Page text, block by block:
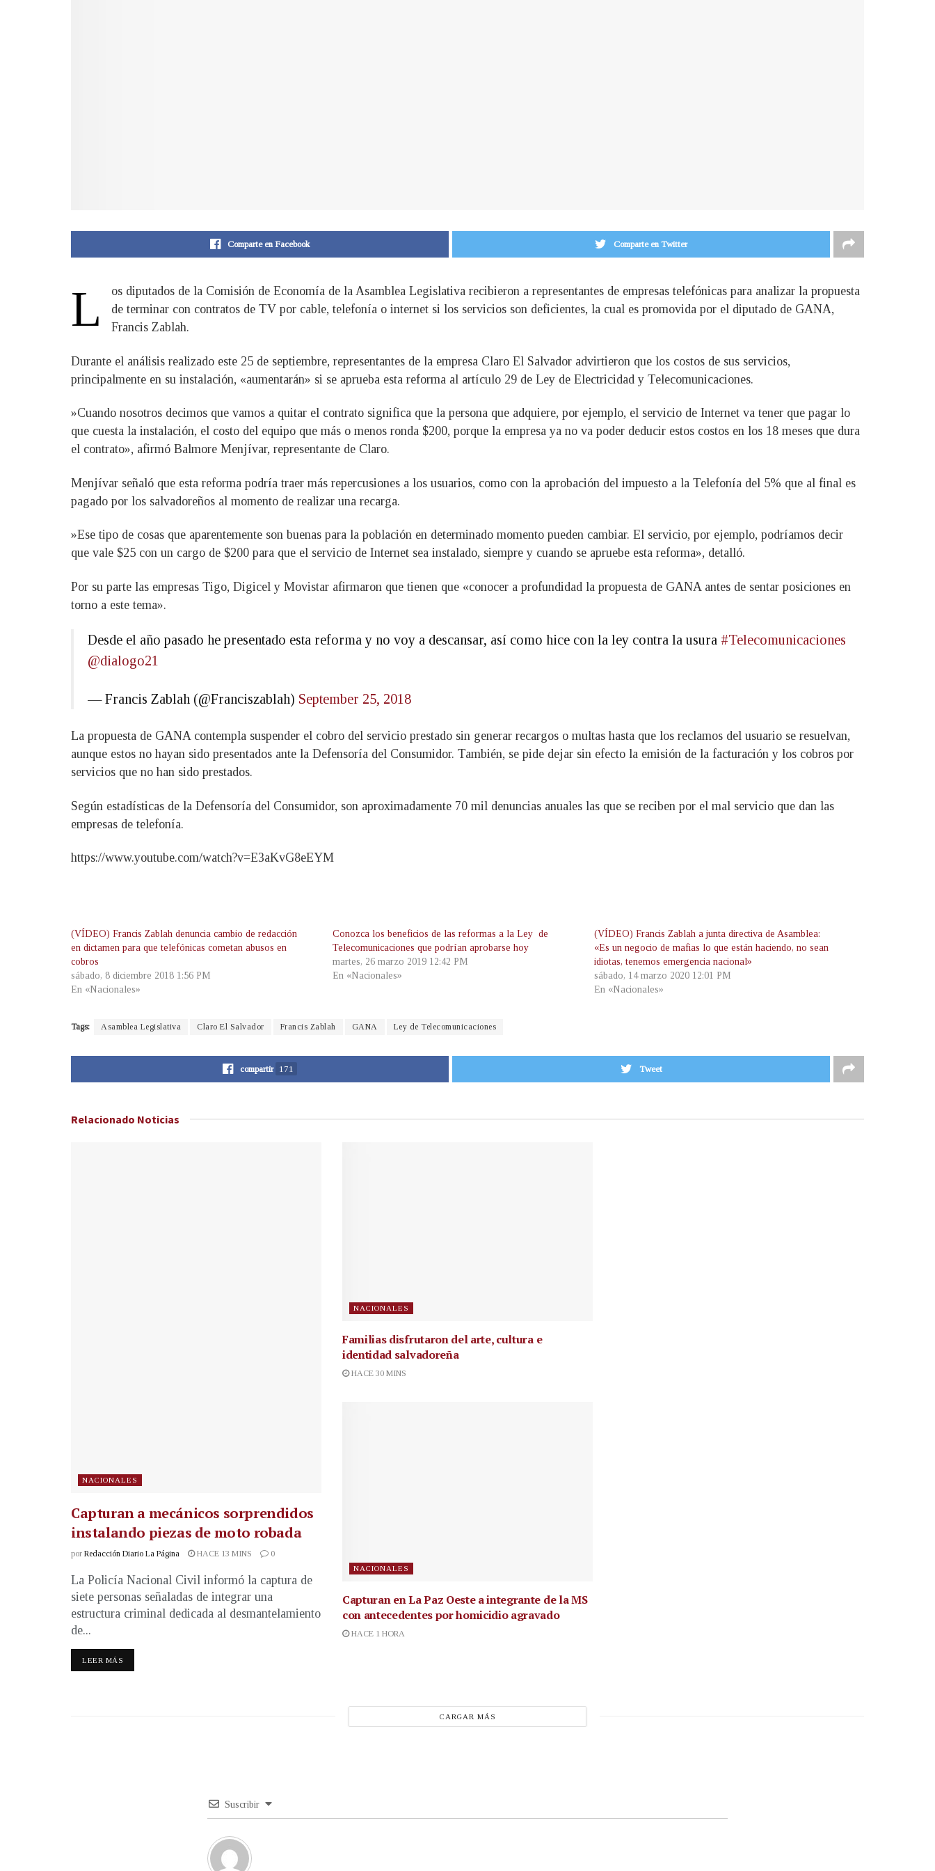
Comparte en Facebook Comparte en Twitter
L
os diputados de la Comisión de Economía de la Asamblea Legislativa recibieron a representantes de empresas telefónicas para analizar la propuesta
de terminar con contratos de TV por cable, telefonía o internet si los servicios son deficientes, la cual es promovida por el diputado de GANA,
Francis Zablah.
Durante el análisis realizado este 25 de septiembre, representantes de la empresa Claro El Salvador advirtieron que los costos de sus servicios,
principalmente en su instalación, «aumentarán» si se aprueba esta reforma al artículo 29 de Ley de Electricidad y Telecomunicaciones.
»Cuando nosotros decimos que vamos a quitar el contrato significa que la persona que adquiere, por ejemplo, el servicio de Internet va tener que pagar lo
que cuesta la instalación, el costo del equipo que más o menos ronda $200, porque la empresa ya no va poder deducir estos costos en los 18 meses que dura
el contrato», afirmó Balmore Menjívar, representante de Claro.
Menjívar señaló que esta reforma podría traer más repercusiones a los usuarios, como con la aprobación del impuesto a la Telefonía del 5% que al final es
pagado por los salvadoreños al momento de realizar una recarga.
»Ese tipo de cosas que aparentemente son buenas para la población en determinado momento pueden cambiar. El servicio, por ejemplo, podríamos decir
que vale $25 con un cargo de $200 para que el servicio de Internet sea instalado, siempre y cuando se apruebe esta reforma», detalló.
Por su parte las empresas Tigo, Digicel y Movistar afirmaron que tienen que «conocer a profundidad la propuesta de GANA antes de sentar posiciones en
torno a este tema».
Desde el año pasado he presentado esta reforma y no voy a descansar, así como hice con la ley contra la usura #Telecomunicaciones
@dialogo21
— Francis Zablah (@Franciszablah) September 25, 2018
La propuesta de GANA contempla suspender el cobro del servicio prestado sin generar recargos o multas hasta que los reclamos del usuario se resuelvan,
aunque estos no hayan sido presentados ante la Defensoría del Consumidor. También, se pide dejar sin efecto la emisión de la facturación y los cobros por
servicios que no han sido prestados.
Según estadísticas de la Defensoría del Consumidor, son aproximadamente 70 mil denuncias anuales las que se reciben por el mal servicio que dan las
empresas de telefonía.
https://www.youtube.com/watch?v=E3aKvG8eEYM
(VÍDEO) Francis Zablah denuncia cambio de redacción
en dictamen para que telefónicas cometan abusos en
cobros
sábado, 8 diciembre 2018 1:56 PM
En «Nacionales»
Conozca los beneficios de las reformas a la Ley de
Telecomunicaciones que podrían aprobarse hoy
martes, 26 marzo 2019 12:42 PM
En «Nacionales»
(VÍDEO) Francis Zablah a junta directiva de Asamblea:
«Es un negocio de mafias lo que están haciendo, no sean
idiotas, tenemos emergencia nacional»
sábado, 14 marzo 2020 12:01 PM
En «Nacionales»
Tags: Asamblea Legislativa Claro El Salvador Francis Zablah GANA Ley de Telecomunicaciones
compartir 171 Tweet
Relacionado Noticias
NACIONALES
Capturan a mecánicos sorprendidos
instalando piezas de moto robada
por Redacción Diario La Página HACE 13 MINS 0
La Policía Nacional Civil informó la captura de
siete personas señaladas de integrar una
estructura criminal dedicada al desmantelamiento
de...
LEER MÁS
NACIONALES
Familias disfrutaron del arte, cultura e
identidad salvadoreña
HACE 30 MINS
NACIONALES
Capturan en La Paz Oeste a integrante de la MS
con antecedentes por homicidio agravado
HACE 1 HORA
CARGAR MÁS
Suscribir